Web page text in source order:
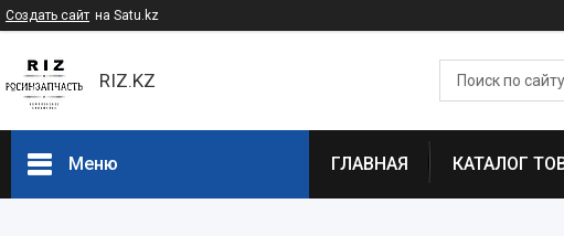
Создать сайт на Satu.kz
RIZ.KZ
Меню ГЛАВНАЯ КАТАЛОГ